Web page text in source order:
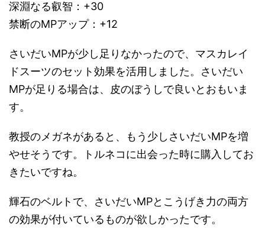
深淵なる叡智：+30
禁断のMPアップ：+12
さいだいMPが少し足りなかったので、マスカレイ
ドスーツのセット効果を活用しました。さいだい
MPが足りる場合は、皮のぼうしで良いとおもいま
す。
教授のメガネがあると、もう少しさいだいMPを増
やせそうです。トルネコに出会った時に購入してお
きたいですね。
輝石のベルトで、さいだいMPとこうげき力の両方
の効果が付いているものが欲しかったです。